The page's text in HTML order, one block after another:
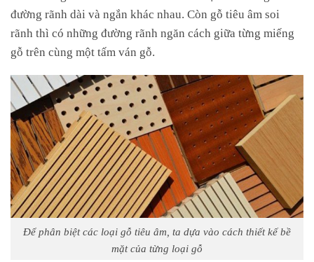
đường rãnh dài và ngắn khác nhau. Còn gỗ tiêu âm soi
rãnh thì có những đường rãnh ngăn cách giữa từng miếng
gỗ trên cùng một tấm ván gỗ.
Để phân biệt các loại gỗ tiêu âm, ta dựa vào cách thiết kế bề
mặt của từng loại gỗ